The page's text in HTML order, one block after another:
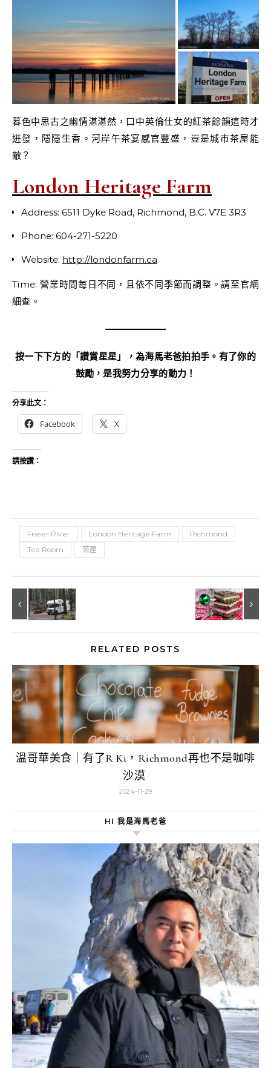
暮色中思古之幽情湛湛然，口中英倫仕女的紅茶餘韻這時才
迸發，隱隱生香。河岸午茶宴感官豐盛，豈是城市茶屋能
敵？
London Heritage Farm
Address: 6511 Dyke Road, Richmond, B.C. V7E 3R3
Phone: 604-271-5220
Website: http://londonfarm.ca
Time: 營業時間每日不同，且依不同季節而調整。請至官網
細查。
按一下下方的「讚賞星星」，為海馬老爸拍拍手。有了你的
鼓勵，是我努力分享的動力！
分享此文：
Facebook X
請按讚：
Fraser River London Heritage Farm
Richmond
Tea Room
茶屋
RELATED POSTS
溫哥華美食｜有了R Ki，Richmond再也不是咖啡
沙漠
2024-11-29
HI 我是海馬老爸